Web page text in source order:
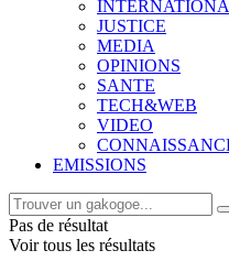
JUSTICE
MEDIA
OPINIONS
SANTE
TECH&WEB
VIDEO
EMISSIONS
Pas de résultat
Voir tous les résultats